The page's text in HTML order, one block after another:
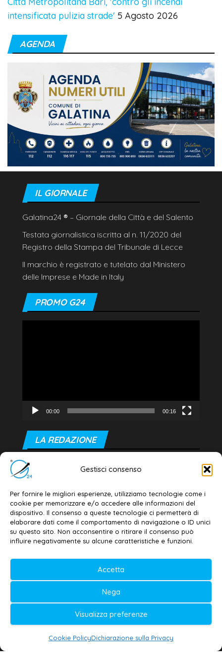
Gestisci consenso
Per fornire le migliori esperienze, utilizziamo tecnologie come i
cookie per memorizzare e/o accedere alle informazioni del
dispositivo. Il consenso a queste tecnologie ci permetterà di
elaborare dati come il comportamento di navigazione o ID unici
su questo sito. Non acconsentire o ritirare il consenso può
influire negativamente su alcune caratteristiche e funzioni.
Accetta
Nega
Visualizza preferenze
Cookie PolicyDichiarazione sulla Privacy
intensificata pulizia strade' 5 Agosto 2026
AGENDA
IL GIORNALE
Galatina24 ® – Giornale della Città e del Salento
Testata giornalistica iscritta al n. 11/2020 del
Registro della Stampa del Tribunale di Lecce
Il marchio è registrato e tutelato dal Ministero
delle Imprese e Made in Italy
PROMO G24
00:00 00:16
LA REDAZIONE
Editore e direttore responsabile:
Dott. Daniele G. Masciullo
Email: redazione@galatina24.it
Contatti –Disclaimer
Privacy policy –Cookie policy
Testata iscritta al n. 11/2020 Registro della
Stampa Tribunale di Lecce
Editore e direttore responsabile:
Daniele G. Masciullo